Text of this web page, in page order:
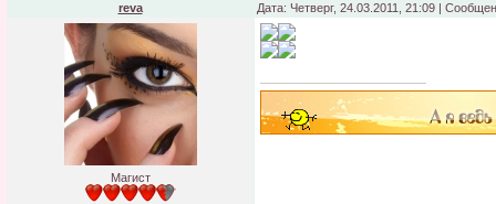
reva Дата: Четверг, 24.03.2011, 21:09 |
Магист